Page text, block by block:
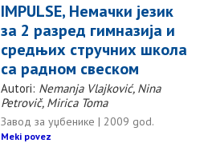
IMPULSE, Немачки језик
за 2 разред гимназија и
средњих стручних школа
са радном свеском
Autori: Nemanja Vlajković, Nina
Petrovič, Mirica Toma
Завод за уџбенике | 2009 god.
Meki povez